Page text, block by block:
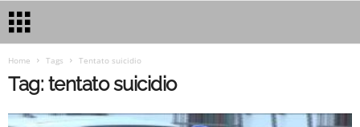
Home Tags Tentato suicidio
Tag: tentato suicidio